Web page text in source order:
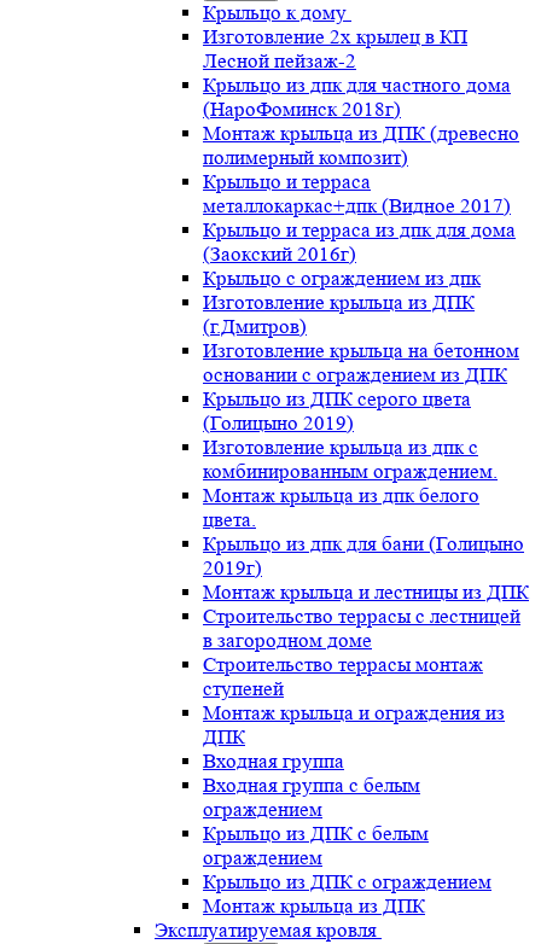
Крыльцо к дому
Изготовление 2х крылец в КП
Лесной пейзаж-2
Крыльцо из дпк для частного дома
(НароФоминск 2018г)
Монтаж крыльца из ДПК (древесно
полимерный композит)
Крыльцо и терраса
металлокаркас+дпк (Видное 2017)
Крыльцо и терраса из дпк для дома
(Заокский 2016г)
Крыльцо с ограждением из дпк
Изготовление крыльца из ДПК
(г.Дмитров)
Изготовление крыльца на бетонном
основании с ограждением из ДПК
Крыльцо из ДПК серого цвета
(Голицыно 2019)
Изготовление крыльца из дпк с
комбинированным ограждением.
Монтаж крыльца из дпк белого
цвета.
Крыльцо из дпк для бани (Голицыно
2019г)
Монтаж крыльца и лестницы из ДПК
Строительство террасы с лестницей
в загородном доме
Строительство террасы монтаж
ступеней
Монтаж крыльца и ограждения из
ДПК
Входная группа
Входная группа с белым
ограждением
Крыльцо из ДПК с белым
ограждением
Крыльцо из ДПК с ограждением
Монтаж крыльца из ДПК
Эксплуатируемая кровля